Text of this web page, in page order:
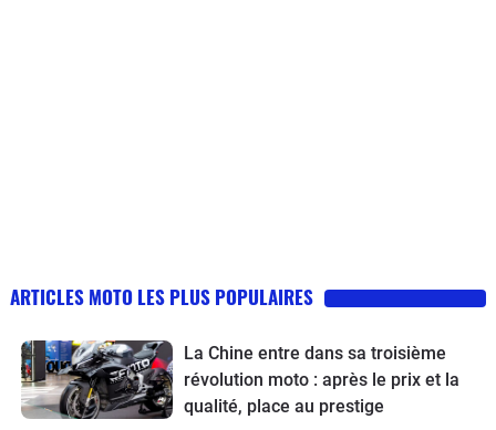
ARTICLES MOTO LES PLUS POPULAIRES
La Chine entre dans sa troisième
révolution moto : après le prix et la
qualité, place au prestige